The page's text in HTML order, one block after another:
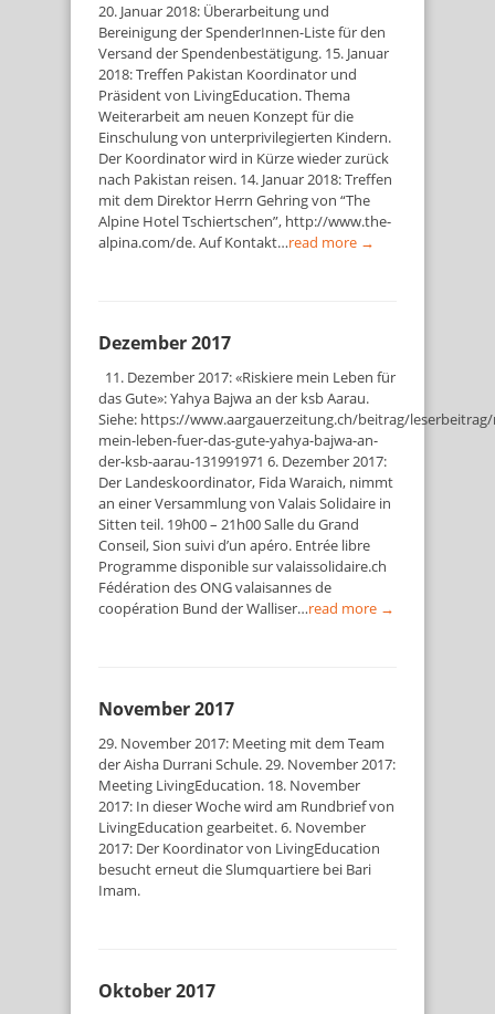
20. Januar 2018: Überarbeitung und
Bereinigung der SpenderInnen-Liste für den
Versand der Spendenbestätigung. 15. Januar
2018: Treffen Pakistan Koordinator und
Präsident von LivingEducation. Thema
Weiterarbeit am neuen Konzept für die
Einschulung von unterprivilegierten Kindern.
Der Koordinator wird in Kürze wieder zurück
nach Pakistan reisen. 14. Januar 2018: Treffen
mit dem Direktor Herrn Gehring von “The
Alpine Hotel Tschiertschen”, http://www.the-
alpina.com/de. Auf Kontakt…read more →
Dezember 2017
11. Dezember 2017: «Riskiere mein Leben für
das Gute»: Yahya Bajwa an der ksb Aarau.
Siehe: https://www.aargauerzeitung.ch/beitrag/
mein-leben-fuer-das-gute-yahya-bajwa-an-
der-ksb-aarau-131991971 6. Dezember 2017:
Der Landeskoordinator, Fida Waraich, nimmt
an einer Versammlung von Valais Solidaire in
Sitten teil. 19h00 – 21h00 Salle du Grand
Conseil, Sion suivi d’un apéro. Entrée libre
Programme disponible sur valaissolidaire.ch
Fédération des ONG valaisannes de
coopération Bund der Walliser…read more →
November 2017
29. November 2017: Meeting mit dem Team
der Aisha Durrani Schule. 29. November 2017:
Meeting LivingEducation. 18. November
2017: In dieser Woche wird am Rundbrief von
LivingEducation gearbeitet. 6. November
2017: Der Koordinator von LivingEducation
besucht erneut die Slumquartiere bei Bari
Imam.
Oktober 2017